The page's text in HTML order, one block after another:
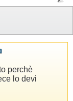
perchè
lo devi